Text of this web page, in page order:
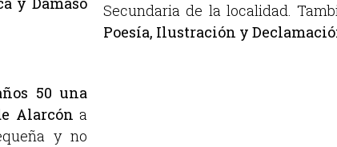
50 una
Alarcón a
y no
Secundaria de la localidad.
Poesía, Ilustración y